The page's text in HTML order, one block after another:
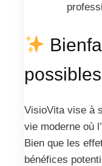
possibles
VisioVita vise à
vie moderne où
Bien que les
bénéfices